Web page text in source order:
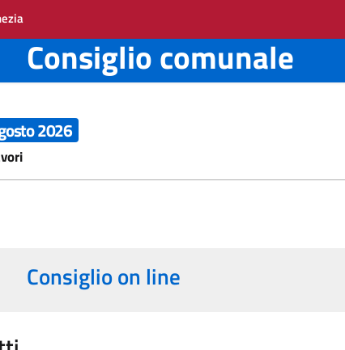
Consiglio comunale
2026
Consiglio on line